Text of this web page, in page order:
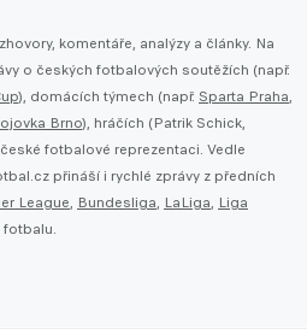
komentáře, analýzy a články. Na
o českých fotbalových soutěžích (např.
), domácích týmech (např. Sparta Praha,
Brno), hráčích (Patrik Schick,
fotbalové reprezentaci. Vedle
přináší i rychlé zprávy z předních
League, Bundesliga, LaLiga, Liga
fotbalu.